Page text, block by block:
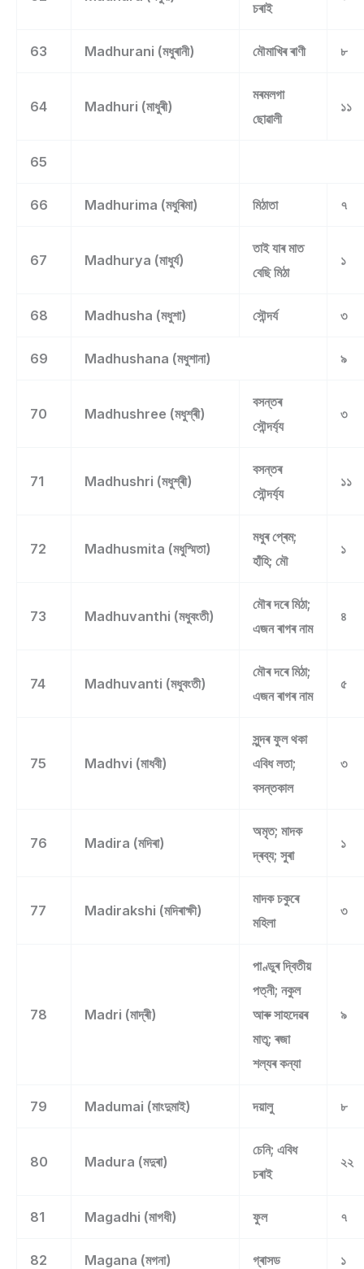
চৰাই
63 Madhurani (মধুৰানী) মৌমাখিৰ ৰাণী ৮
64 Madhuri (মাধুৰী)
মৰমলগা
ছোৱালী
১১
65
66 Madhurima (মধুৰিমা) মিঠাতা ৭
67 Madhurya (মাধুৰ্য)
তাই যাৰ মাত
বেছি মিঠা
১
68 Madhusha (মধুশা) সৌন্দৰ্য ৩
69 Madhushana (মধুশানা) ৯
70 Madhushree (মধুশ্ৰী)
বসন্তৰ
সৌন্দৰ্য্য
৩
71 Madhushri (মধুশ্ৰী)
বসন্তৰ
সৌন্দৰ্য্য
১১
72 Madhusmita (মধুস্মিতা)
মধুৰ প্ৰেম;
হাঁহি; মৌ
১
73 Madhuvanthi (মধুবংতী)
মৌৰ দৰে মিঠা;
এজন ৰাগৰ নাম
৪
74 Madhuvanti (মধুবংতী)
মৌৰ দৰে মিঠা;
এজন ৰাগৰ নাম
৫
75 Madhvi (মাধবী)
সুন্দৰ ফুল থকা
এবিধ লতা;
বসন্তকাল
৩
76 Madira (মদিৰা)
অমৃত; মাদক
দ্ৰব্য; সুৰা
১
77 Madirakshi (মদিৰাক্ষী)
মাদক চকুৰে
মহিলা
৩
78 Madri (মাদ্ৰী)
পাণ্ডুৰ দ্বিতীয়
পত্নী; নকুল
আৰু সাহদেৱৰ
মাতৃ; ৰজা
শল্যৰ কন্যা
৯
79 Madumai (মাংদুমাই) দয়ালু ৮
80 Madura (মদুৰা)
চেনি; এবিধ
চৰাই
২২
81 Magadhi (মাগধী) ফুল ৭
82 Magana (মগনা) গ্ৰাসড ১